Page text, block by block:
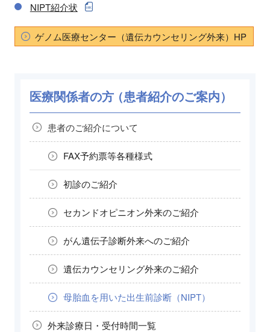
NIPT紹介状
ゲノム医療センター（遺伝カウンセリング外来）HP
医療関係者の方（患者紹介のご案内）
患者のご紹介について
FAX予約票等各種様式
初診のご紹介
セカンドオピニオン外来のご紹介
がん遺伝子診断外来へのご紹介
遺伝カウンセリング外来のご紹介
母胎血を用いた出生前診断（NIPT）
外来診療日・ 受付時間一覧